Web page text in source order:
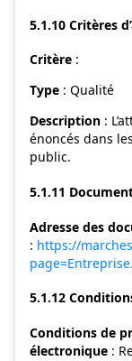
5.1.10 Critères
Critère :
Type : Qualité
Description :
énoncés dans
public.
5.1.11
Adresse des
: https://
5.1.12
Conditions de
électronique :